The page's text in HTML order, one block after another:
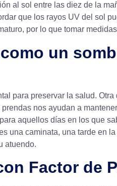
al sol entre las diez de la
que los rayos UV del sol
por lo que tomar
un
para preservar la salud.
nos ayudan a
aquellos días en los que
una caminata, una tarde en
atuendo.
Factor de